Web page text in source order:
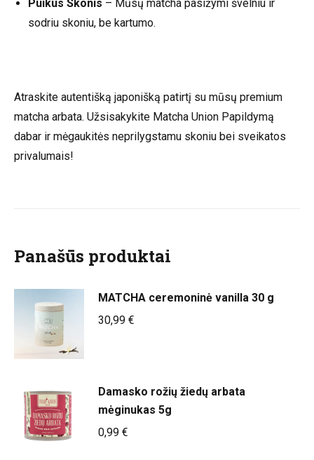
Puikus Skonis – Mūsų matcha pasižymi švelniu ir
sodriu skoniu, be kartumo.
Atraskite autentišką japonišką patirtį su mūsų premium
matcha arbata. Užsisakykite Matcha Union Papildymą
dabar ir mėgaukitės neprilygstamu skoniu bei sveikatos
privalumais!
Panašūs produktai
MATCHA ceremoninė vanilla 30 g
30,99 €
Damasko rožių žiedų arbata
mėginukas 5g
0,99 €